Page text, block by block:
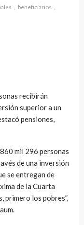
beneficiarios
recibirán
superior a un
pensiones,
mil 296 personas
de una inversión
se entregan de
de la Cuarta
primero los pobres”,